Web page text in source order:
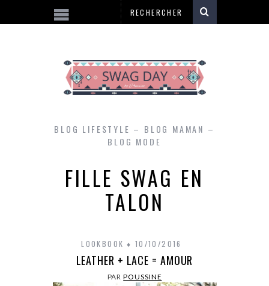
BLOG LIFESTYLE – BLOG MAMAN –
BLOG MODE
FILLE SWAG EN
TALON
LOOKBOOK 10/10/2016
LEATHER + LACE = AMOUR
PARPOUSSINE